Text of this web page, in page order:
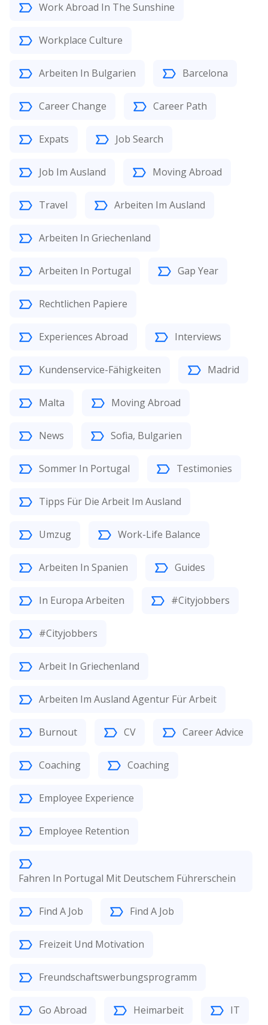
Work Abroad In The Sunshine
Workplace Culture
Arbeiten In Bulgarien Barcelona
Career Change Career Path
Expats Job Search
Job Im Ausland Moving Abroad
Travel Arbeiten Im Ausland
Arbeiten In Griechenland
Arbeiten In Portugal Gap Year
Rechtlichen Papiere
Experiences Abroad Interviews
Kundenservice-Fähigkeiten Madrid
Malta Moving Abroad
News Sofia, Bulgarien
Sommer In Portugal Testimonies
Tipps Für Die Arbeit Im Ausland
Umzug Work-Life Balance
Arbeiten In Spanien Guides
In Europa Arbeiten #Cityjobbers
#Cityjobbers
Arbeit In Griechenland
Arbeiten Im Ausland Agentur Für Arbeit
Burnout CV Career Advice
Coaching Coaching
Employee Experience
Employee Retention
Fahren In Portugal Mit Deutschem Führerschein
Find A Job Find A Job
Freizeit Und Motivation
Freundschaftswerbungsprogramm
Go Abroad Heimarbeit IT